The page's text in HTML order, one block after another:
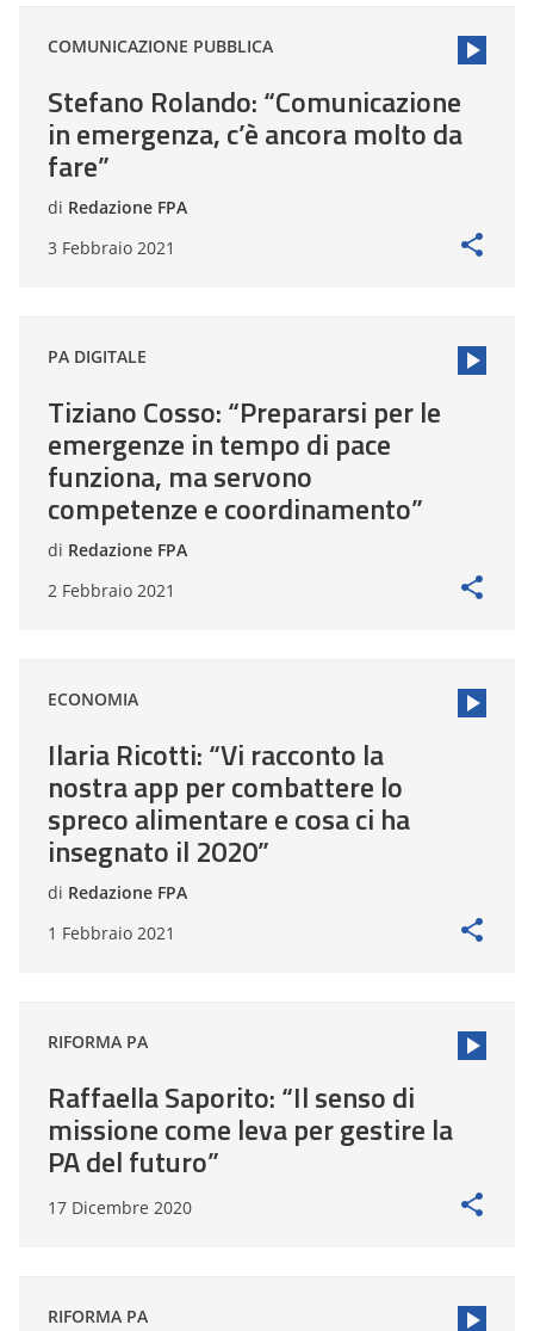
COMUNICAZIONE PUBBLICA
Stefano Rolando: “Comunicazione
in emergenza, c’è ancora molto da
fare”
di Redazione FPA
3 Febbraio 2021
PA DIGITALE
Tiziano Cosso: “Prepararsi per le
emergenze in tempo di pace
funziona, ma servono
competenze e coordinamento”
di Redazione FPA
2 Febbraio 2021
ECONOMIA
Ilaria Ricotti: “Vi racconto la
nostra app per combattere lo
spreco alimentare e cosa ci ha
insegnato il 2020”
di Redazione FPA
1 Febbraio 2021
RIFORMA PA
Raffaella Saporito: “Il senso di
missione come leva per gestire la
PA del futuro”
17 Dicembre 2020
RIFORMA PA